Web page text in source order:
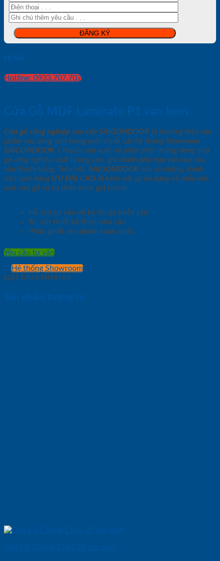
HOẶC
Hotline: 0933.707.707
Cửa Gỗ MDF Laminate P1 van kem
Cửa gỗ công nghiệp cao cấp SAIGONDOOR là thương hiệu sản
phẩm các dòng cửa trong một chuỗi các hệ thống Showroom
SAIGONDOOR. Chuyên sản xuất và phân phối những dòng cửa
gỗ công nghiệp chất lượng cao, giá thành phù hợp với mọi nhu
cầu khách hàng. Trên hết, SAIGONDOOR còn có những chính
sách bán hàng ƯU ĐÃI CAO đi kèm với sự đa dạng về mẫu mã,
loại cửa gỗ và cả phân khúc giá thành.
Hỗ trợ tư vấn về kỹ thuật miễn phí
Tư vấn thiết kế theo nhu cầu
Phân phối sản phẩm toàn quốc
Yêu cầu tư vấn
Hệ thống Showroom
ĐẶT MUA NHANH
Sản phẩm tương tự
Cửa Gỗ Chống Cháy 2P son xam